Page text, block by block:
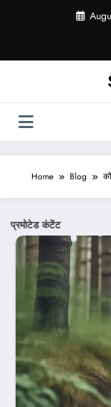
Home Blog